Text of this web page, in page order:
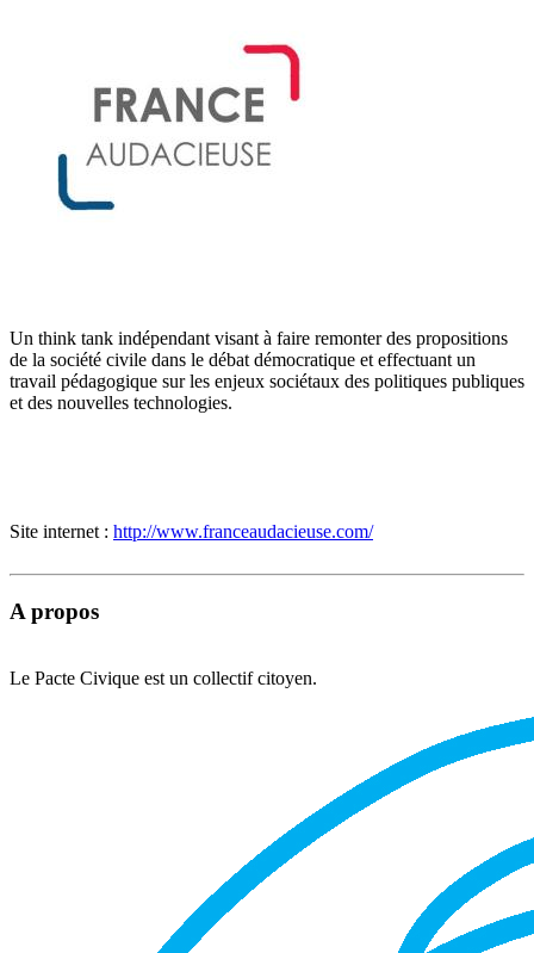
Un think tank indépendant visant à faire remonter des propositions
de la société civile dans le débat démocratique et effectuant un
travail pédagogique sur les enjeux sociétaux des politiques publiques
et des nouvelles technologies.
Site internet : http://www.franceaudacieuse.com/
A propos
Le Pacte Civique est un collectif citoyen.